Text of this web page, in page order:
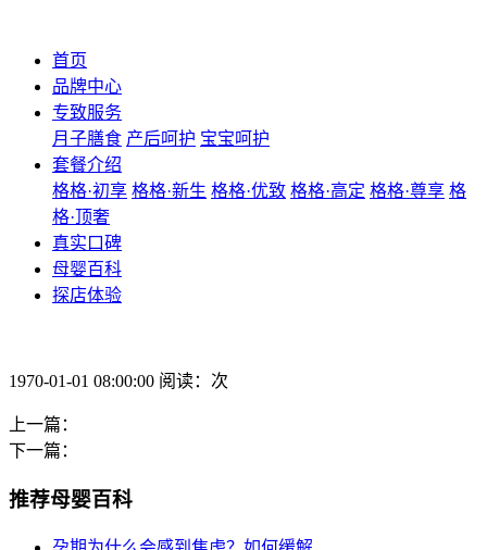
首页
品牌中心
专致服务
月子膳食 产后呵护 宝宝呵护
套餐介绍
格格·初享 格格·新生 格格·优致 格格·高定 格格·尊享 格
格·顶奢
真实口碑
母婴百科
探店体验
1970-01-01 08:00:00 阅读：次
上一篇：
下一篇：
推荐母婴百科